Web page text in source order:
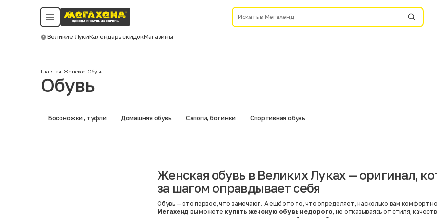
Великие ЛукиКалендарь скидокМагазины
Политика конфиденциальности
©️ Мегахенд 2026. Все права защищены.
Смотреть все даты
Главная-Женское-Обувь
Обувь
Босоножки , туфли Домашняя обувь Сапоги, ботинки Спортивная обувь
Женская обувь в Великих Луках — оригинал,
за шагом оправдывает себя
Обувь — это первое, что замечают. А ещё это то, что определяет, насколько вам комфортно
Мегахенд вы можете купить женскую обувь недорого , не отказываясь от стиля,
Москва